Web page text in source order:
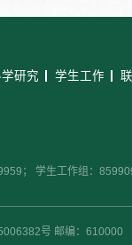
研究 学生工作
； 学生工作组：
号 邮编：610000